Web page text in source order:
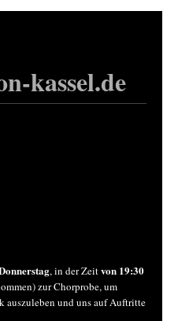
kassel.de
, in der Zeitvon 19:30
zur Chorprobe, um
auszuleben und uns auf Auftritte